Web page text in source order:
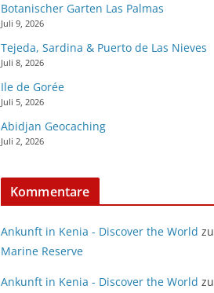
Botanischer Garten Las Palmas
Juli 9, 2026
Tejeda, Sardina & Puerto de Las Nieves
Juli 8, 2026
Ile de Gorée
Juli 5, 2026
Abidjan Geocaching
Juli 2, 2026
Kommentare
Ankunft in Kenia - Discover the World zu
Marine Reserve
Ankunft in Kenia - Discover the World zu